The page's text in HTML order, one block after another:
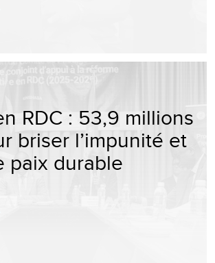
RDC : 53,9 millions
briser l’impunité et
paix durable